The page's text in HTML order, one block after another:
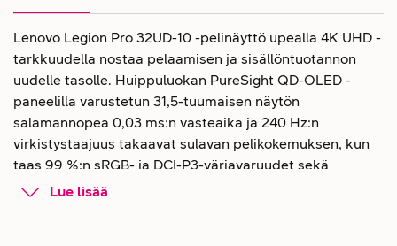
Lenovo Legion Pro 32UD-10 -pelinäyttö upealla 4K UHD -
tarkkuudella nostaa pelaamisen ja sisällöntuotannon
uudelle tasolle. Huippuluokan PureSight QD-OLED -
paneelilla varustetun 31,5-tuumaisen näytön
salamannopea 0,03 ms:n vasteaika ja 240 Hz:n
virkistystaajuus takaavat sulavan pelikokemuksen, kun
taas 99 %:n sRGB- ja DCI-P3-väriavaruudet sekä
tehdaskalibrointi (Delta E < 2) varmistavat tarkan ja
Lue lisää